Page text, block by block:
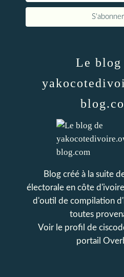
Le blog
Blog créé à la suite
électorale en côte
d'outil de compilation
toutes
Voir le profil de
portail